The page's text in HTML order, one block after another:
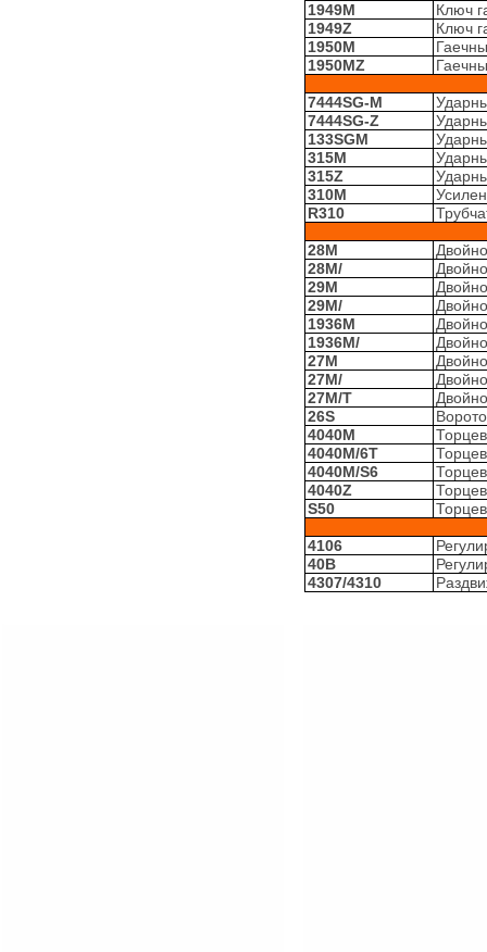
1949M
Ключ
1949Z
Ключ
1950M
1950MZ
7444SG-M
7444SG-Z
133SGM
315M
315Z
310M
R310
28M
28M/
29M
29M/
1936M
1936M/
27M
27M/
27M/T
26S
4040M
4040M/6T
4040M/S6
4040Z
S50
4106
40B
4307/4310